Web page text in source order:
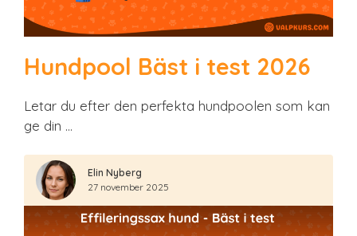
Hundpool Bäst i test 2026
Letar du efter den perfekta hundpoolen som kan
ge din …
Elin Nyberg
27 november 2025